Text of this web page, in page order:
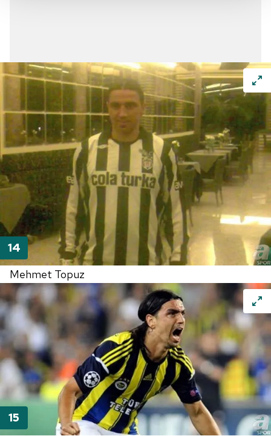
Sizlere daha iyi bir hizmet sunabilmek için İnternet
Sitemizde kendimize ve üçüncü kişilere ait çerezler
kullanılmaktadır. Bu çerezler vasıtasıyla çeşitli kişisel
verileriniz işlenmekte olup gerekli olan çerezler bilgi
toplumu hizmetlerinin sunulması amacıyla
kullanılmaktadır. Diğer çerezler, sitemizin daha işlevsel
kılınması ve kişiselleştirilmesi ve sizlere yönelik
reklam/pazarlama faaliyetlerinin yapılması, amaçlarıyla
sınırlı olarak açık rızanız dahilinde kullanılacaktır.
Çerezlere ilişkin tercihlerinizi aşağıda yer alan panel
vasıtasıyla belirleyebilirsiniz. Çerezlere ilişkin detaylı bilgi
için Ayarlar butonuna tıklayabilir,
Çerez Bilgilendirme
Metnimizi
ziyaret edebilirsiniz.
6698 sayılı Kişisel Verilerin Korunması Kanunu uyarınca
hazırlanmış Aydınlatma Metnimizi okumak ve sitemizde
ilgili mevzuata uygun olarak kullanılan çerezlerle ilgili bilgi
almak için lütfentıklayınız.
Mehmet Topuz